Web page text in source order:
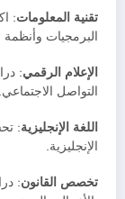
تقنية المعلومات:
البرمجيات وأنظمة
الإعلام الرقمي:
التواصل الاجتماعي.
اللغة الإنجليزية:
الإنجليزية.
تخصص القانون: